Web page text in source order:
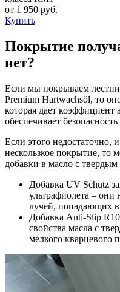
от 1 950 руб.
Купить
Покрытие
нет?
Если мы покрываем
Premium Hartwachsöl, то
которая дает коэффициент
обеспечивает
Если этого недостаточно,
нескользкое покрытие, то
добавки в масло с твердым
Добавка UV Schutz
ультрафиолета – они
лучей, попадающих
Добавка Anti-Slip
свойства масла с
мелкого кварцевого